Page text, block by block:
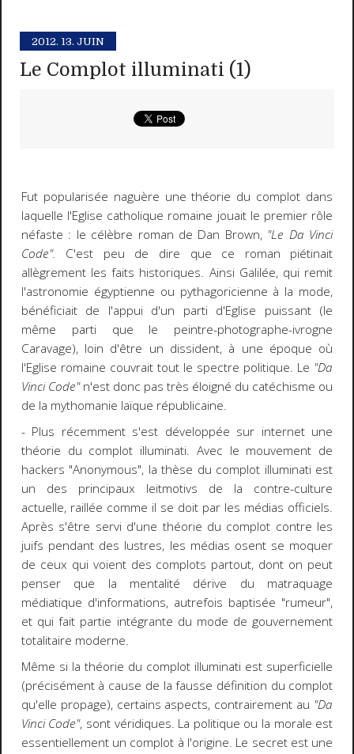
2012. 13. JUIN
Le Complot illuminati (1)
Fut popularisée naguère une théorie du complot dans
laquelle l'Eglise catholique romaine jouait le premier rôle
néfaste : le célèbre roman de Dan Brown, "Le Da Vinci
Code". C'est peu de dire que ce roman piétinait
allègrement les faits historiques. Ainsi Galilée, qui remit
l'astronomie égyptienne ou pythagoricienne à la mode,
bénéficiait de l'appui d'un parti d'Eglise puissant (le
même parti que le peintre-photographe-ivrogne
Caravage), loin d'être un dissident, à une époque où
l'Eglise romaine couvrait tout le spectre politique. Le "Da
Vinci Code"n'est donc pas très éloigné du catéchisme ou
de la mythomanie laïque républicaine.
- Plus récemment s'est développée sur internet une
théorie du complot illuminati. Avec le mouvement de
hackers "Anonymous", la thèse du complot illuminati est
un des principaux leitmotivs de la contre-culture
actuelle, raillée comme il se doit par les médias officiels.
Après s'être servi d'une théorie du complot contre les
juifs pendant des lustres, les médias osent se moquer
de ceux qui voient des complots partout, dont on peut
penser que la mentalité dérive du matraquage
médiatique d'informations, autrefois baptisée "rumeur",
et qui fait partie intégrante du mode de gouvernement
totalitaire moderne.
Même si la théorie du complot illuminati est superficielle
(précisément à cause de la fausse définition du complot
qu'elle propage), certains aspects, contrairement au "Da
Vinci Code", sont véridiques. La politique ou la morale est
essentiellement un complot à l'origine. Le secret est une